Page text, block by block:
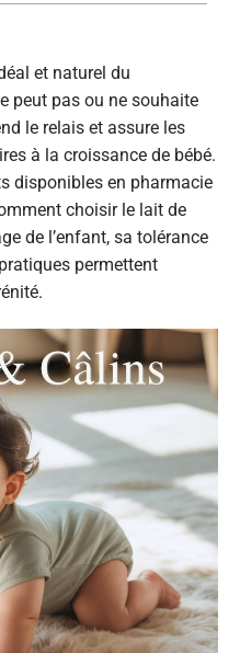
et naturel du
peut pas ou ne souhaite
le relais et assure les
à la croissance de bébé.
disponibles en pharmacie
choisir le lait de
de l’enfant, sa tolérance
permettent